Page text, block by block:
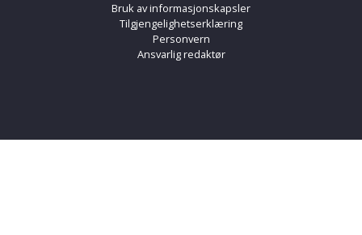
Bruk av informasjonskapsler
Tilgjengelighetserklæring
Personvern
Ansvarlig redaktør